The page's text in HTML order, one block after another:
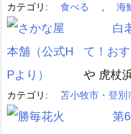
カテゴリ: 食べる 海
白
て！お
や 虎杖
カテゴリ: 苫小牧市・登別
第